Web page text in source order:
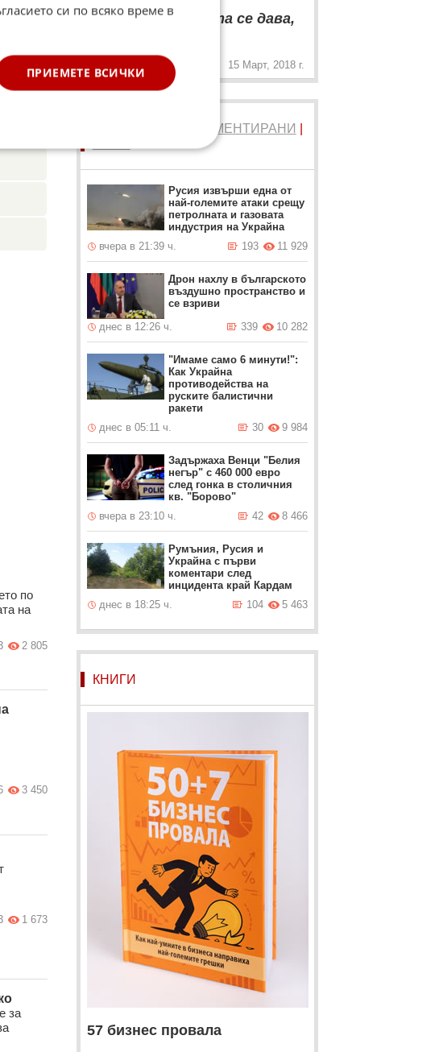
☆
☆
по
на
2 805
3 450
1 673
за
“ Благодарността се дава,
15 Март, 2018 г.
КОМЕНТИРАНИ
Русия извърши една от
най-големите атаки срещу
петролната и газовата
индустрия на Украйна
вчера в 21:39 ч.
11 929
193
Дрон нахлу в българското
въздушно пространство и
се взриви
днес в 12:26 ч.
10 282
339
"Имаме само 6 минути!":
Как Украйна
противодейства на
руските балистични
ракети
днес в 05:11 ч.
9 984
30
Задържаха Венци "Белия
негър" с 460 000 евро
след гонка в столичния
кв. "Борово"
вчера в 23:10 ч.
8 466
42
Румъния, Русия и
Украйна с първи
коментари след
инцидента край Кардам
днес в 18:25 ч.
5 463
104
КНИГИ
57 бизнес провала
си по всяко време в
ПРИЕМЕТЕ ВСИЧКИ